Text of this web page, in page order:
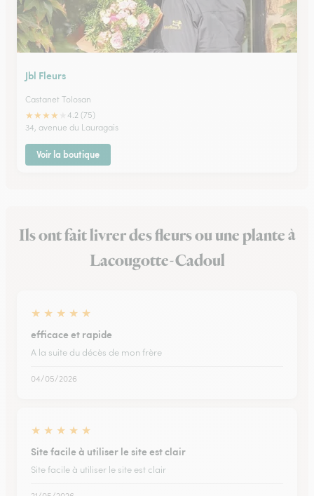
Jbl Fleurs
Castanet Tolosan
★★★★
4.2 (75)
34, avenue du Lauragais
Voir la boutique
Ils ont fait livrer des fleurs ou une plante à
Lacougotte-Cadoul
★ ★ ★ ★ ★
efficace et rapide
A la suite du décès de mon frère
04/05/2026
★ ★ ★ ★ ★
Site facile à utiliser le site est clair
Site facile à utiliser le site est clair